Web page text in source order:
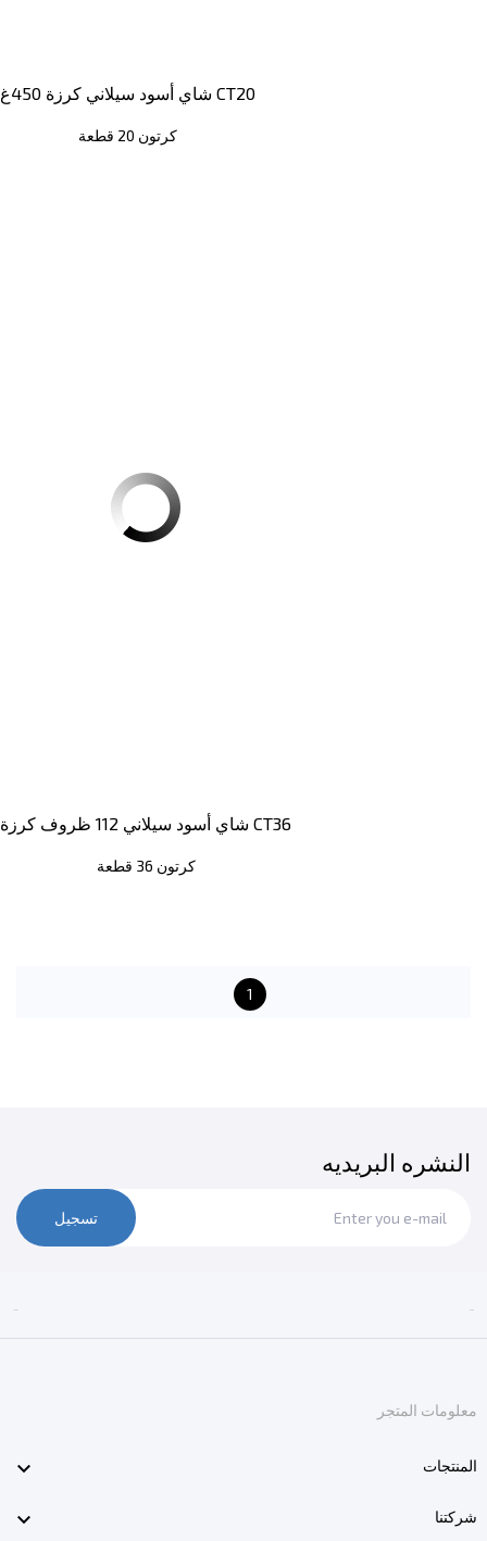
شاي أسود سيلاني كرزة 450غ CT20
كرتون 20 قطعة
شاي أسود سيلاني 112 ظروف كرزة CT36
كرتون 36 قطعة
1
النشره البريديه
تسجيل
 
معلومات المتجر
المنتجات 
شركتنا 